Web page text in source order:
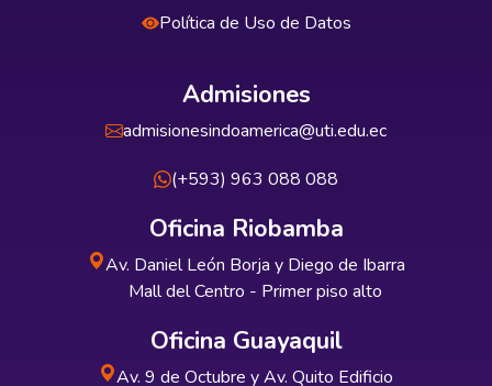
Política de Uso de Datos
Admisiones
admisionesindoamerica@uti.edu.ec
(+593) 963 088 088
Oficina Riobamba
Av. Daniel León Borja y Diego de Ibarra
Mall del Centro - Primer piso alto
Oficina Guayaquil
Av. 9 de Octubre y Av. Quito Edificio